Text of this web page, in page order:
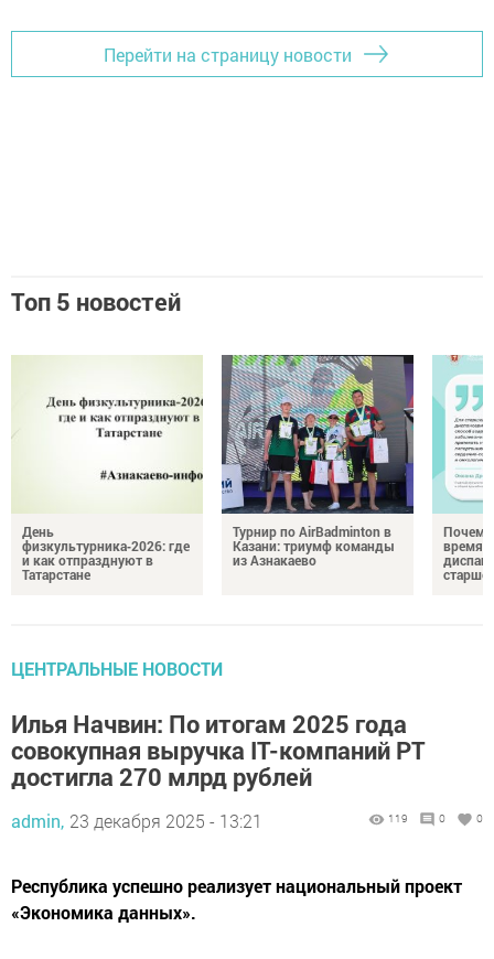
Перейти на страницу новости
Топ 5 новостей
День
физкультурника‑2026: где
и как отпразднуют в
Татарстане
Турнир по AirBadminton в
Казани: триумф команды
из Азнакаево
Почему
время
ЦЕНТРАЛЬНЫЕ НОВОСТИ
Илья Начвин: По итогам 2025 года
совокупная выручка IT-компаний РТ
достигла 270 млрд рублей
admin, 23 декабря 2025 - 13:21 119 0 0
Республика успешно реализует национальный проект
«Экономика данных».